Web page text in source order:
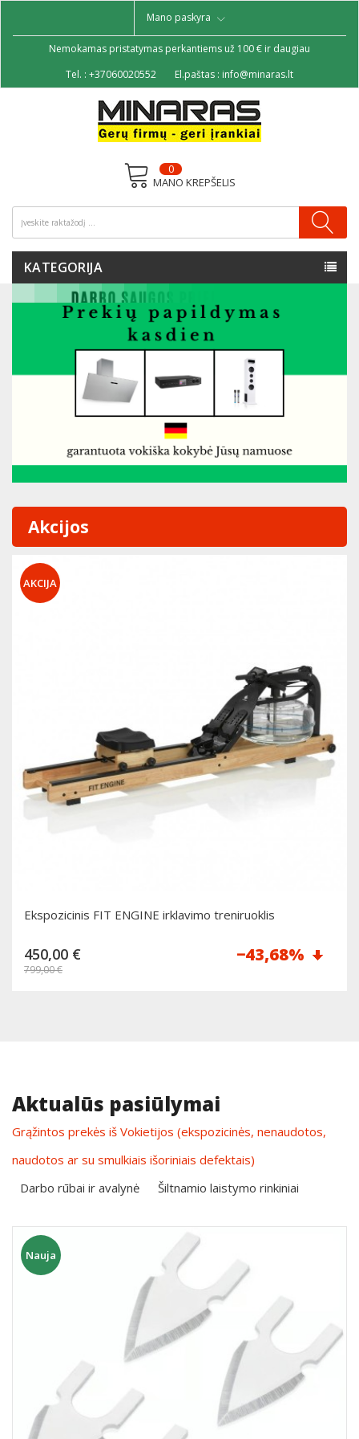
Mano paskyra
Nemokamas pristatymas perkantiems už 100 € ir daugiau
Tel. : +37060020552 El.paštas : info@minaras.lt
MANO KREPŠELIS
0
KATEGORIJA
Akcijos
AKCIJA
Ekspozicinis FIT ENGINE irklavimo treniruoklis
450,00 €
799,00 €
−43,68%
Kaina
Aktualūs pasiūlymai
Grąžintos prekės iš Vokietijos (ekspozicinės, nenaudotos,
naudotos ar su smulkiais išoriniais defektais)
Darbo rūbai ir avalynė
Šiltnamio laistymo rinkiniai
Nauja